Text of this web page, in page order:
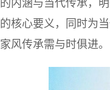
的内涵与当代传承，
的核心要义，同时为
家风传承需与时俱进。